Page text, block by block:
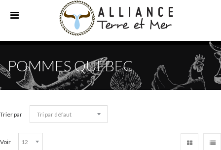
POMMES QUÉBEC
Trier par
Voir